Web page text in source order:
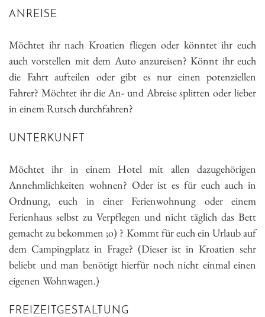
ANREISE
Möchtet ihr nach Kroatien fliegen oder könntet ihr euch
auch vorstellen mit dem Auto anzureisen? Könnt ihr euch
die Fahrt aufteilen oder gibt es nur einen potenziellen
Fahrer? Möchtet ihr die An- und Abreise splitten oder lieber
in einem Rutsch durchfahren?
UNTERKUNFT
Möchtet ihr in einem Hotel mit allen dazugehörigen
Annehmlichkeiten wohnen? Oder ist es für euch auch in
Ordnung, euch in einer Ferienwohnung oder einem
Ferienhaus selbst zu Verpflegen und nicht täglich das Bett
gemacht zu bekommen ;o) ? Kommt für euch ein Urlaub auf
dem Campingplatz in Frage? (Dieser ist in Kroatien sehr
beliebt und man benötigt hierfür noch nicht einmal einen
eigenen Wohnwagen.)
FREIZEITGESTALTUNG